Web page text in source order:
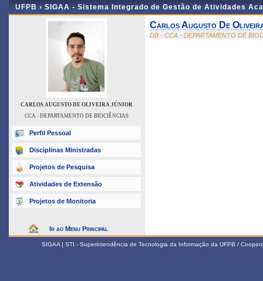
UFPB › SIGAA - Sistema Integrado de Gestão de Atividades
CARLOS AUGUSTO DE OLIVEIRA JÚNIOR
CCA - DEPARTAMENTO DE BIOCIÊNCIAS
Perfil Pessoal
Disciplinas Ministradas
Projetos de Pesquisa
Atividades de Extensão
Projetos de Monitoria
Ir ao Menu Principal
Carlos Augusto De
DB - CCA - DEPARTAMENTO DE
SIGAA | STI - Superintendência de Tecnologia da Informação da UFPB /